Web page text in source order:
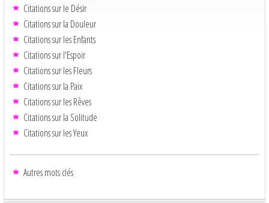
Citations sur le Désir
Citations sur la Douleur
Citations sur les Enfants
Citations sur l'Espoir
Citations sur les Fleurs
Citations sur la Paix
Citations sur les Rêves
Citations sur la Solitude
Citations sur les Yeux
Autres mots clés